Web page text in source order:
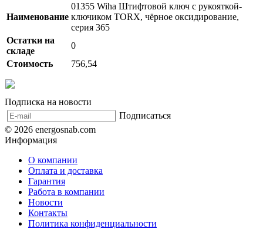
Наименование
01355 Wiha Штифтовой ключ с рукояткой-
ключиком TORX, чёрное оксидирование,
серия 365
Остатки на
складе
0
Стоимость
756,54
Подписка на новости
Подписаться
© 2026 energosnab.com
Информация
О компании
Оплата и доставка
Гарантия
Работа в компании
Новости
Контакты
Политика конфиденциальности